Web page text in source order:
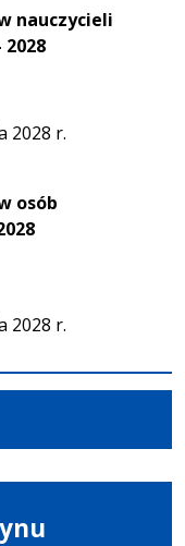
nauczycieli
2028 r.
osób
2028 r.